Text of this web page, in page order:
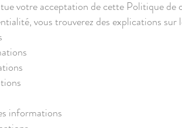
votre acceptation de cette Politique
vous trouverez des explications sur
informations